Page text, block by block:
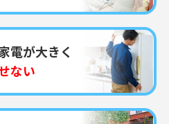
電が大きく
ない